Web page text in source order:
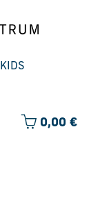
KIDS
0,00 €